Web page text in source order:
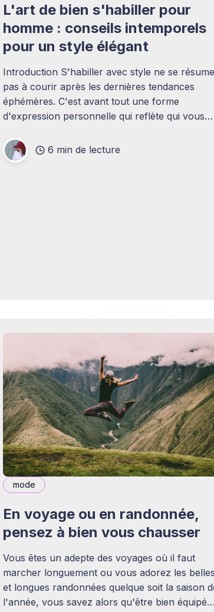
L'art de bien s'habiller pour
homme : conseils intemporels
pour un style élégant
Introduction S'habiller avec style ne se résume
pas à courir après les dernières tendances
éphémères. C'est avant tout une forme
d'expression personnelle qui reflète qui vous
les contextes dans lesquels vous évoluez. Un
homme soigné dans sa
6 min de lecture
mode
En voyage ou en randonnée,
pensez à bien vous chausser
Vous êtes un adepte des voyages où il faut
marcher longuement ou vous adorez les belles
et longues randonnées quelque soit la saison
l'année, vous savez alors qu'être bien équipé